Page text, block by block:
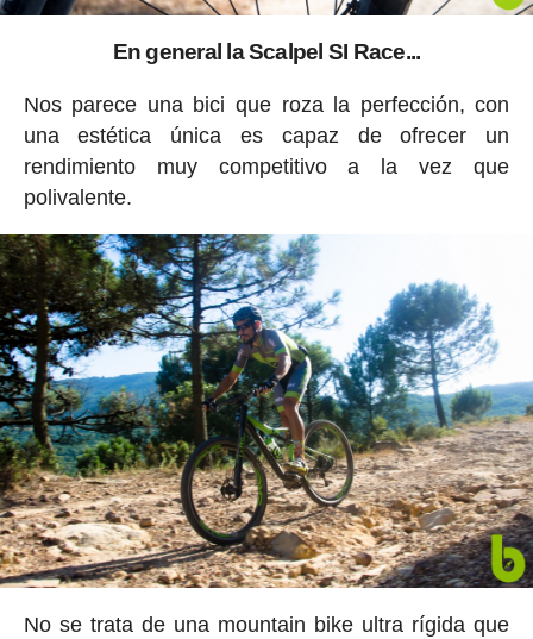
En general la Scalpel SI Race...
Nos parece una bici que roza la perfección, con
una estética única es capaz de ofrecer un
rendimiento muy competitivo a la vez que
polivalente.
No se trata de una mountain bike ultra rígida que